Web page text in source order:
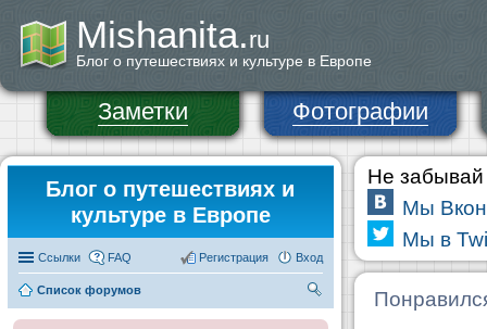
Mishanita.ru
Блог о путешествиях и культуре в Европе
Заметки Фотографии
Блог о путешествиях и
культуре в Европе
Ссылки FAQ Вход
Регистрация
Список форумов
Не забывай
Мы
Мы в